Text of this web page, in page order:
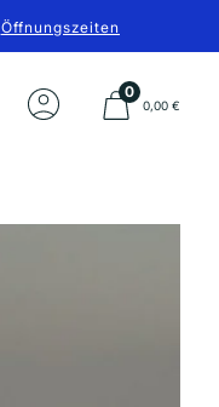
Öffnungszeiten
0
0,00 €